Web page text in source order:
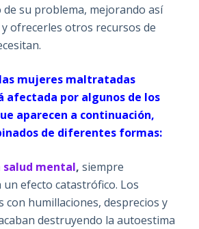
su problema, mejorando así
ofrecerles otros recursos de
mujeres maltratadas
afectada por algunos de los
aparecen a continuación,
de diferentes formas:
salud mental, siempre
efecto catastrófico. Los
con humillaciones, desprecios y
destruyendo la autoestima